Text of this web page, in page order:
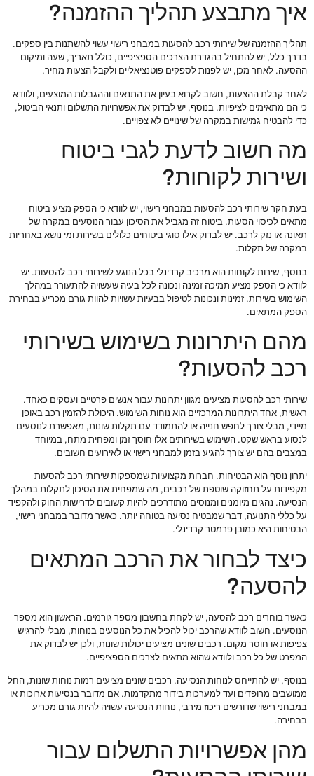
איך מתבצע תהליך ההזמנה?
תהליך ההזמנה של שירותי רכב להסעות במבחני רישוי עשוי להשתנות בין ספקים.
בדרך כלל, יש להתחיל בהגדרת הצרכים הספציפיים, כולל תאריך, שעה ומיקום
ההסעה. לאחר מכן, יש לפנות לספקים פוטנציאליים ולקבל הצעות מחיר.
לאחר קבלת ההצעות, חשוב לקרוא בעיון את התנאים וההגבלות המוצעים, ולוודא
כי הם מתאימים לציפיות. בנוסף, יש לבדוק את אפשרויות התשלום ותנאי הביטול,
כדי להבטיח גמישות במקרה של שינויים לא צפויים.
מה חשוב לדעת לגבי ביטוח
ושירות לקוחות?
בעת חקר שירותי רכב להסעות במבחני רישוי, יש לוודא כי הספק מציע ביטוח
מתאים לכיסוי הסעות. ביטוח זה מגביל את הסיכון עבור הנוסעים במקרה של
תאונה או נזק לרכב. יש לבדוק אילו סוגי ביטוחים כלולים בשירות ומי נושא באחריות
במקרה של תקלות.
בנוסף, שירות לקוחות הוא מרכיב קרדינלי בכל הנוגע לשירותי רכב להסעות. יש
לוודא כי הספק מציע תמיכה זמינה ונכונה לכל בעיה שעשויה להתעורר במהלך
השימוש בשירות. זמינות ונכונות לטיפול בבעיות עשויות להוות גורם מכריע בבחירת
הספק המתאים.
מהם היתרונות בשימוש בשירותי
רכב להסעות?
שירותי רכב להסעות מציעים מגוון יתרונות עבור אנשים פרטיים ועסקים כאחד.
ראשית, אחד היתרונות המרכזיים הוא נוחות השימוש. היכולת להזמין רכב באופן
מיידי, מבלי צורך לחפש חנייה או להתמודד עם תקלות שונות, מאפשרת לנוסעים
לנסוע בראש שקט. השימוש בשירותים אלו חוסך זמן ומפחית מתח, במיוחד
במצבים בהם יש צורך להגיע בזמן למבחני רישוי או לאירועים חשובים.
יתרון נוסף הוא הבטיחות. חברות מקצועיות שמספקות שירותי רכב להסעות
מקפידות על תחזוקה שוטפת של רכבים, מה שמפחית את הסיכון לתקלות במהלך
הנסיעה. נהגים מיומנים ומנוסים מתודרכים להיות קשובים לדרישות החוק ולהקפיד
על כללי התנועה, דבר שמבטיח נסיעה בטוחה יותר. כאשר מדובר במבחני רישוי,
הבטיחות היא כמובן פרמטר קרדינלי.
כיצד לבחור את הרכב המתאים
להסעה?
כאשר בוחרים רכב להסעה, יש לקחת בחשבון מספר גורמים. הראשון הוא מספר
הנוסעים. חשוב לוודא שהרכב יכול להכיל את כל הנוסעים בנוחות, מבלי להרגיש
צפיפות או חוסר מקום. רכבים שונים מציעים יכולות שונות, ולכן יש לבדוק את
המפרט של כל רכב ולוודא שהוא מתאים לצרכים הספציפיים.
בנוסף, יש להתייחס לנוחות הנסיעה. רכבים שונים מציעים רמות נוחות שונות, החל
ממושבים מרופדים ועד למערכות בידור מתקדמות. אם מדובר בנסיעות ארוכות או
במבחני רישוי שדורשים ריכוז מירבי, נוחות הנסיעה עשויה להיות גורם מכריע
בבחירה.
מהן אפשרויות התשלום עבור